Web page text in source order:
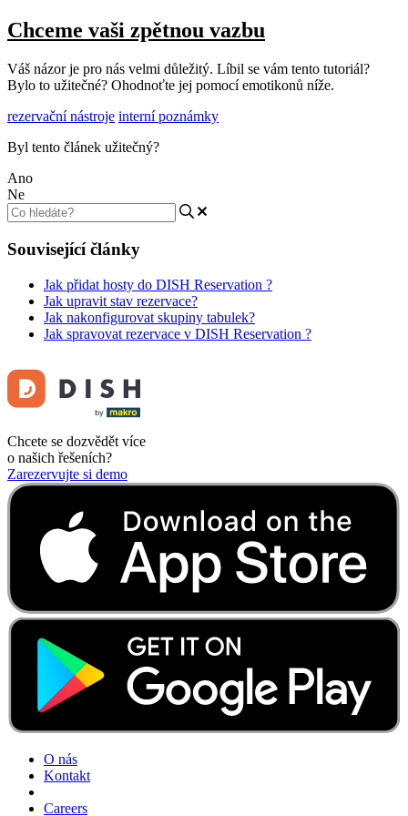
Chceme vaši zpětnou vazbu
Váš názor je pro nás velmi důležitý. Líbil se vám tento tutoriál?
Bylo to užitečné? Ohodnoťte jej pomocí emotikonů níže.
rezervační nástroje interní poznámky
Byl tento článek užitečný?
Ano
Ne
Související články
Jak přidat hosty do DISH Reservation ?
Jak upravit stav rezervace?
Jak nakonfigurovat skupiny tabulek?
Jak spravovat rezervace v DISH Reservation ?
Chcete se dozvědět více
o našich řešeních?
Zarezervujte si demo
O nás
Kontakt
Careers